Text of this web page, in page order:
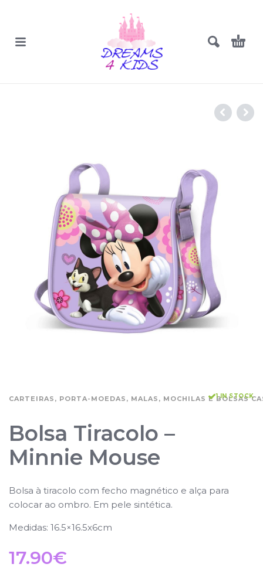
CARTEIRAS, PORTA-MOEDAS, MALAS, MOCHILAS E BOLSAS
1 IN STOCK
Bolsa Tiracolo –
Minnie Mouse
Bolsa à tiracolo com fecho magnético e alça para
colocar ao ombro. Em pele sintética.
Medidas: 16.5×16.5x6cm
17.90€